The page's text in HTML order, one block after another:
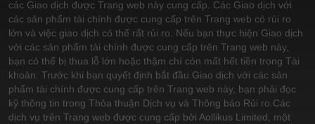
các Giao dịch được Trang web này cung cấp. Các Giao dịch với
các sản phẩm tài chính được cung cấp trên Trang web có rủi ro
lớn và việc giao dịch có thể rất rủi ro. Nếu bạn thực hiện Giao dịch
với các sản phẩm tài chính được cung cấp trên Trang web này,
bạn có thể bị thua lỗ lớn hoặc thậm chí còn mất hết tiền trong Tài
khoản. Trước khi bạn quyết định bắt đầu Giao dịch với các sản
phẩm tài chính được cung cấp trên Trang web này, bạn phải đọc
kỹ thông tin trong Thỏa thuận Dịch vụ và Thông báo Rủi ro. Các
dịch vụ trên Trang web được cung cấp bởi Aollikus Limited, một